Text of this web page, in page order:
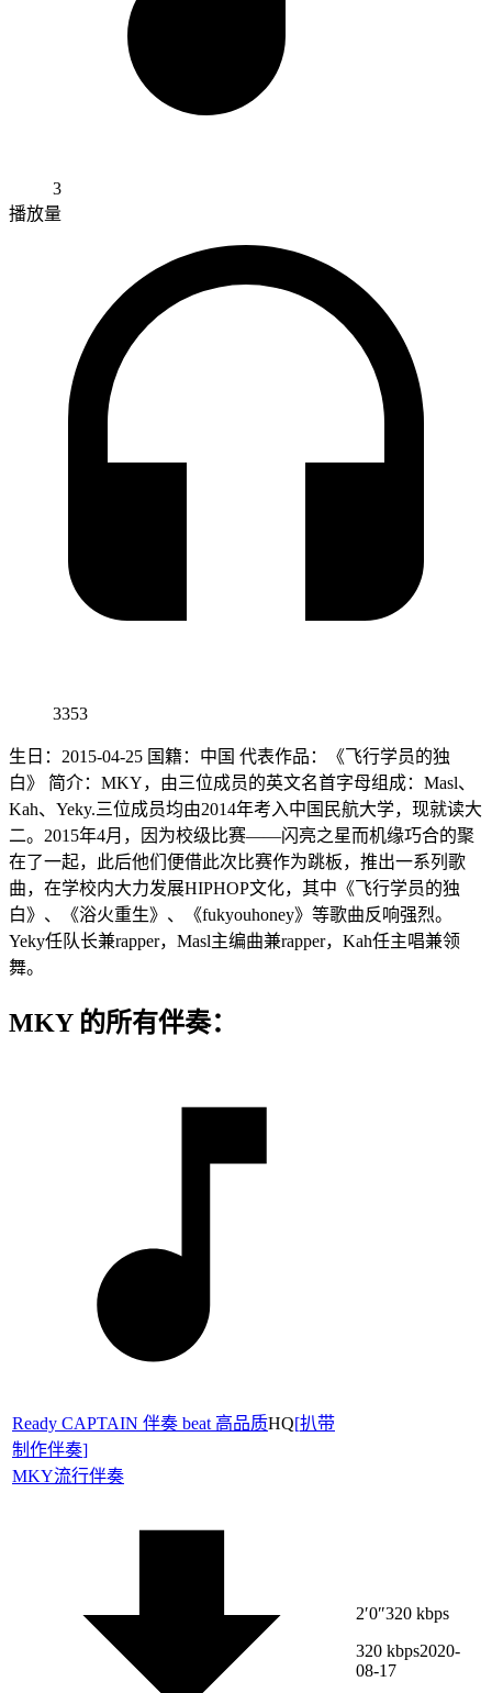
3
播放量
3353
生日：2015-04-25 国籍：中国 代表作品：《飞行学员的独
白》 简介：MKY，由三位成员的英文名首字母组成：Masl、
Kah、Yeky.三位成员均由2014年考入中国民航大学，现就读大
二。2015年4月，因为校级比赛——闪亮之星而机缘巧合的聚
在了一起，此后他们便借此次比赛作为跳板，推出一系列歌
曲，在学校内大力发展HIPHOP文化，其中《飞行学员的独
白》、《浴火重生》、《fukyouhoney》等歌曲反响强烈。
Yeky任队长兼rapper，Masl主编曲兼rapper，Kah任主唱兼领
舞。
MKY 的所有伴奏：
Ready CAPTAIN 伴奏 beat 高品质HQ[扒带
制作伴奏]
MKY流行伴奏
2′0″320 kbps
320 kbps2020-
08-17